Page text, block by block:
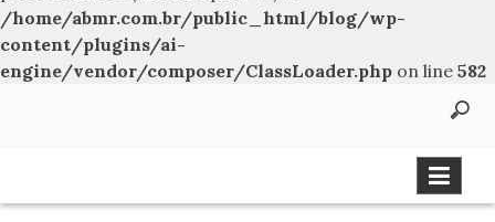
/home/abmr.com.br/public_html/blog/wp-
content/plugins/ai-
engine/vendor/composer/ClassLoader.php on line 582